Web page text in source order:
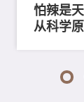
怕辣是天
从科学
1